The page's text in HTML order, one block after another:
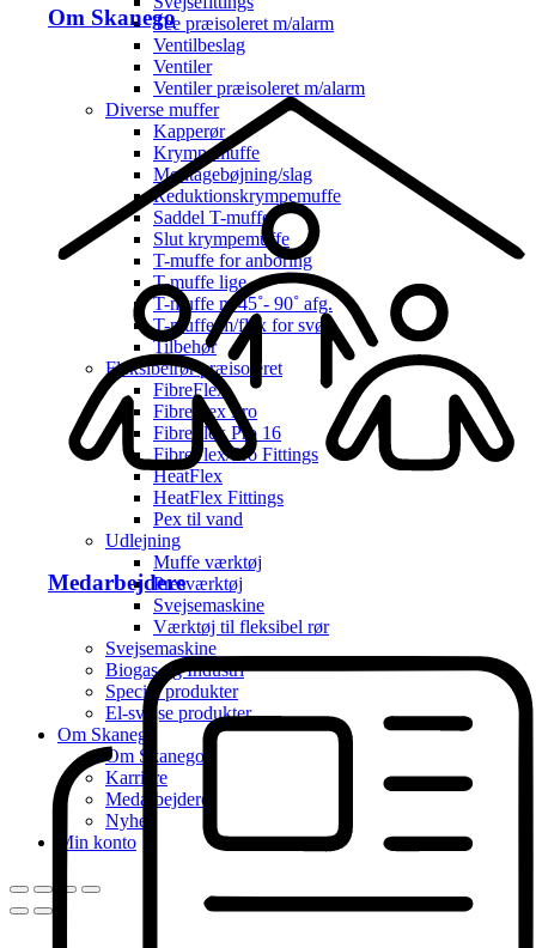
Om Skanego
Medarbejdere
Tee præisoleret m/alarm
Ventilbeslag
Ventiler
Ventiler præisoleret m/alarm
Diverse muffer
Kapperør
Krympemuffe
Montagebøjning/slag
Reduktionskrympemuffe
Saddel T-muffe
Slut krympemuffe
T-muffe for anboring
T-muffe lige
T-muffe m/45˚- 90˚ afg.
T-muffe m/flex for svøb
Tilbehør
Fleksibelrør præisoleret
FibreFlex
FibreFlex Pro
FibreFlex Pro 16
FibreFlex/Pro Fittings
HeatFlex
HeatFlex Fittings
Pex til vand
Udlejning
Muffe værktøj
Presværktøj
Svejsemaskine
Værktøj til fleksibel rør
Svejsemaskine
Biogas og Industri
Special produkter
El-svejse produkter
Om Skanego
Om Skanego
Karriere
Medarbejdere
Nyhed
Min konto